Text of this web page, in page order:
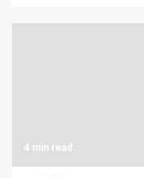
4 min read